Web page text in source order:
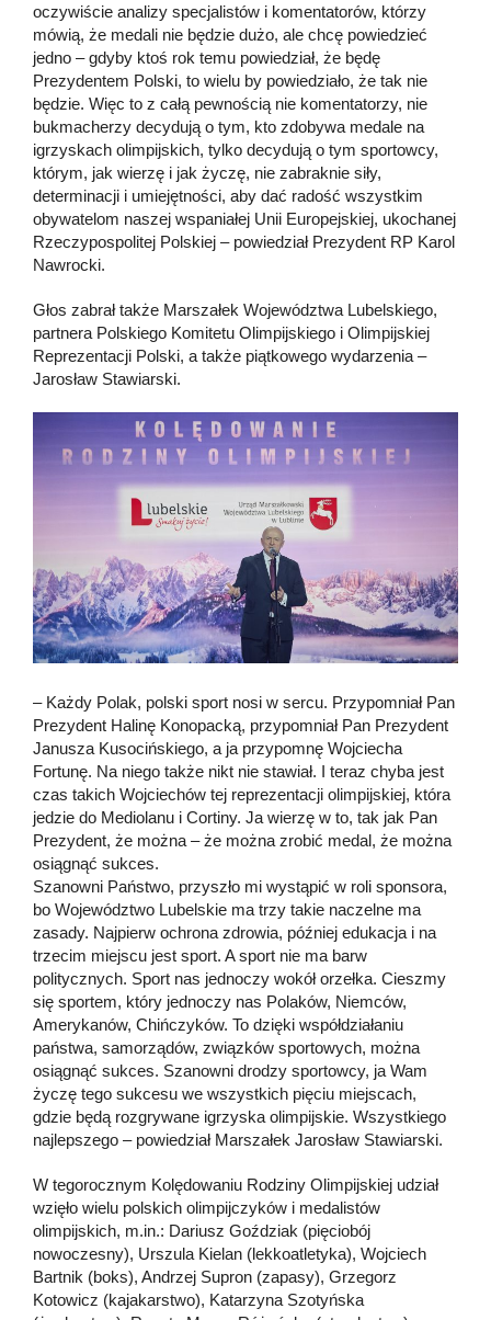
oczywiście analizy specjalistów i komentatorów, którzy
mówią, że medali nie będzie dużo, ale chcę powiedzieć
jedno – gdyby ktoś rok temu powiedział, że będę
Prezydentem Polski, to wielu by powiedziało, że tak nie
będzie. Więc to z całą pewnością nie komentatorzy, nie
bukmacherzy decydują o tym, kto zdobywa medale na
igrzyskach olimpijskich, tylko decydują o tym sportowcy,
którym, jak wierzę i jak życzę, nie zabraknie siły,
determinacji i umiejętności, aby dać radość wszystkim
obywatelom naszej wspaniałej Unii Europejskiej, ukochanej
Rzeczypospolitej Polskiej – powiedział Prezydent RP Karol
Nawrocki.
Głos zabrał także Marszałek Województwa Lubelskiego,
partnera Polskiego Komitetu Olimpijskiego i Olimpijskiej
Reprezentacji Polski, a także piątkowego wydarzenia –
Jarosław Stawiarski.
– Każdy Polak, polski sport nosi w sercu. Przypomniał Pan
Prezydent Halinę Konopacką, przypomniał Pan Prezydent
Janusza Kusocińskiego, a ja przypomnę Wojciecha
Fortunę. Na niego także nikt nie stawiał. I teraz chyba jest
czas takich Wojciechów tej reprezentacji olimpijskiej, która
jedzie do Mediolanu i Cortiny. Ja wierzę w to, tak jak Pan
Prezydent, że można – że można zrobić medal, że można
osiągnąć sukces.
Szanowni Państwo, przyszło mi wystąpić w roli sponsora,
bo Województwo Lubelskie ma trzy takie naczelne ma
zasady. Najpierw ochrona zdrowia, później edukacja i na
trzecim miejscu jest sport. A sport nie ma barw
politycznych. Sport nas jednoczy wokół orzełka. Cieszmy
się sportem, który jednoczy nas Polaków, Niemców,
Amerykanów, Chińczyków. To dzięki współdziałaniu
państwa, samorządów, związków sportowych, można
osiągnąć sukces. Szanowni drodzy sportowcy, ja Wam
życzę tego sukcesu we wszystkich pięciu miejscach,
gdzie będą rozgrywane igrzyska olimpijskie. Wszystkiego
najlepszego – powiedział Marszałek Jarosław Stawiarski.
W tegorocznym Kolędowaniu Rodziny Olimpijskiej udział
wzięło wielu polskich olimpijczyków i medalistów
olimpijskich, m.in.: Dariusz Goździak (pięciobój
nowoczesny), Urszula Kielan (lekkoatletyka), Wojciech
Bartnik (boks), Andrzej Supron (zapasy), Grzegorz
Kotowicz (kajakarstwo), Katarzyna Szotyńska